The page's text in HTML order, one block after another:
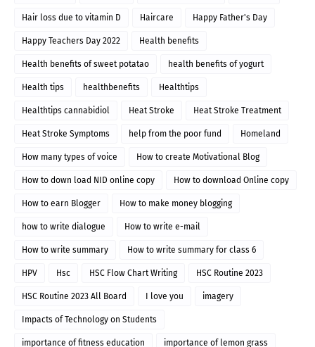
Hair loss due to vitamin D Haircare Happy Father's Day
Happy Teachers Day 2022 Health benefits
Health benefits of sweet potatao health benefits of yogurt
Health tips healthbenefits Healthtips
Healthtips cannabidiol Heat Stroke Heat Stroke Treatment
Heat Stroke Symptoms help from the poor fund Homeland
How many types of voice How to create Motivational Blog
How to down load NID online copy How to download Online copy
How to earn Blogger How to make money blogging
how to write dialogue How to write e-mail
How to write summary How to write summary for class 6
HPV Hsc HSC Flow Chart Writing HSC Routine 2023
HSC Routine 2023 All Board I love you imagery
Impacts of Technology on Students
importance of fitness education importance of lemon grass